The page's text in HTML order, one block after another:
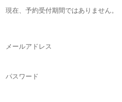
現在、予約受付期間ではありません。
メールアドレス
パスワード